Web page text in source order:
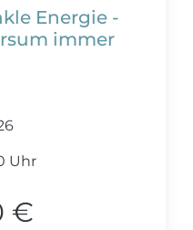
Energie -
immer
Uhr
€